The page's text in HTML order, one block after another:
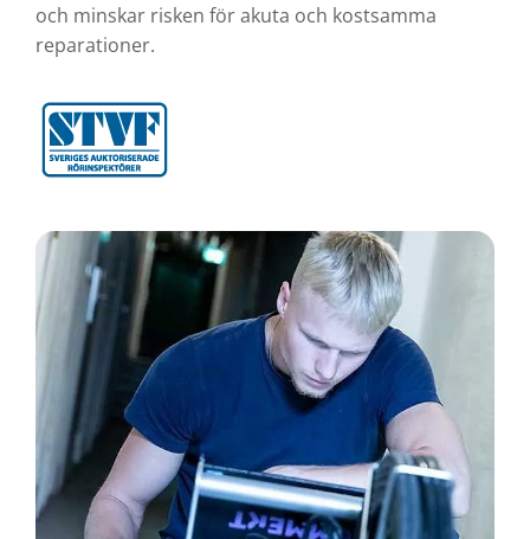
och minskar risken för akuta och kostsamma
reparationer.